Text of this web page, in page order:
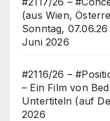
(aus Wien,
Sonntag,
Juni 2026
#2116/26 –
– Ein Film von
Untertiteln (auf
2026